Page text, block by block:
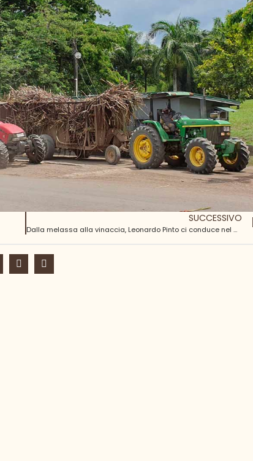
SUCCESSIVO
Dalla melassa alla vinaccia, Leonardo Pinto ci conduce nel mondo della grappa